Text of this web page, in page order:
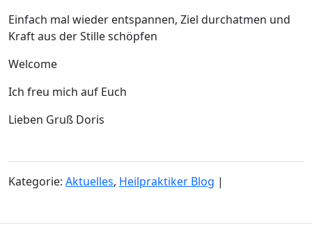
Einfach mal wieder entspannen, Ziel durchatmen und
Kraft aus der Stille schöpfen
Welcome
Ich freu mich auf Euch
Lieben Gruß Doris
Kategorie: Aktuelles, Heilpraktiker Blog |